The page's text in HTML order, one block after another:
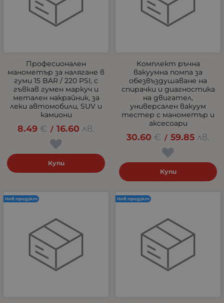
Професионален
манометър за налягане в
гуми 15 BAR / 220 PSI, с
гъвкав гумен маркуч и
метален накрайник, за
леки автомобили, SUV и
камиони
8.49 € / 16.60 лв.
Купи
Комплект ръчна
вакуумна помпа за
обезвъздушаване на
спирачки и диагностика
на двигател,
универсален вакуум
тестер с манометър и
аксесоари
30.60 € / 59.85 лв.
Купи
Нов продукт Нов продукт